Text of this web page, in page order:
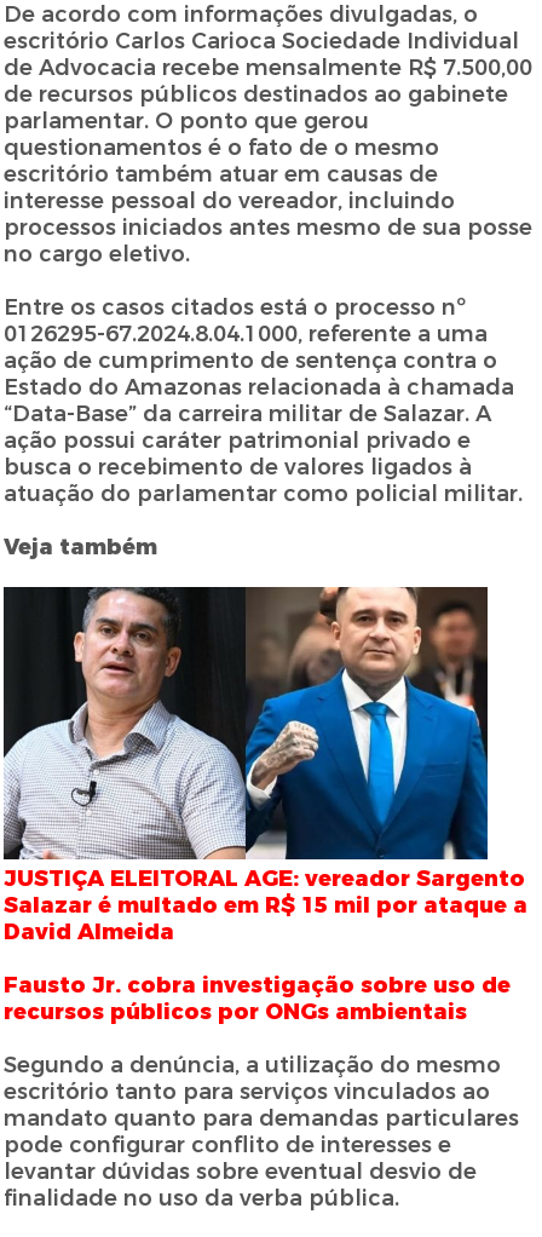
De acordo com informações divulgadas, o
escritório Carlos Carioca Sociedade Individual
de Advocacia recebe mensalmente R$ 7.500,00
de recursos públicos destinados ao gabinete
parlamentar. O ponto que gerou
questionamentos é o fato de o mesmo
escritório também atuar em causas de
interesse pessoal do vereador, incluindo
processos iniciados antes mesmo de sua posse
no cargo eletivo.
Entre os casos citados está o processo nº
0126295-67.2024.8.04.1000, referente a uma
ação de cumprimento de sentença contra o
Estado do Amazonas relacionada à chamada
“Data-Base” da carreira militar de Salazar. A
ação possui caráter patrimonial privado e
busca o recebimento de valores ligados à
atuação do parlamentar como policial militar.
Veja também
JUSTIÇA ELEITORAL AGE: vereador Sargento
Salazar é multado em R$ 15 mil por ataque a
David Almeida
Fausto Jr. cobra investigação sobre uso de
recursos públicos por ONGs ambientais
Segundo a denúncia, a utilização do mesmo
escritório tanto para serviços vinculados ao
mandato quanto para demandas particulares
pode configurar conflito de interesses e
levantar dúvidas sobre eventual desvio de
finalidade no uso da verba pública.